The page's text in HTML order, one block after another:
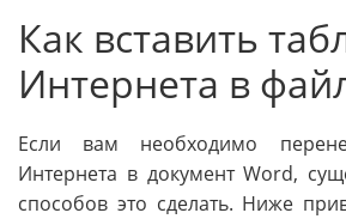
Как вставить
Интернета в
Если вам необходимо
Интернета в документ Word,
способов это сделать. Ниже